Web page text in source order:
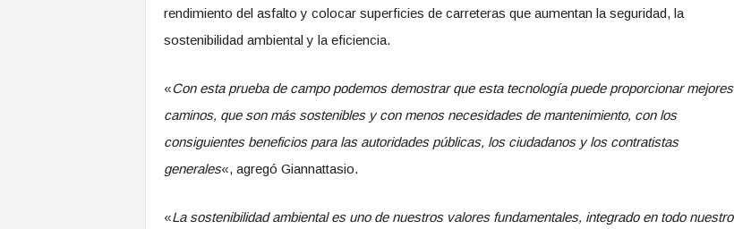
rendimiento del asfalto y colocar superficies de carreteras que aumentan la seguridad, la
sostenibilidad ambiental y la eficiencia.
«Con esta prueba de campo podemos demostrar que esta tecnología puede proporcionar mejores
caminos, que son más sostenibles y con menos necesidades de mantenimiento, con los
consiguientes beneficios para las autoridades públicas, los ciudadanos y los contratistas
generales«, agregó Giannattasio.
«La sostenibilidad ambiental es uno de nuestros valores fundamentales, integrado en todo nuestro